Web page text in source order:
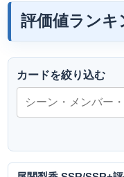
評価値ランキ
カードを絞り込む